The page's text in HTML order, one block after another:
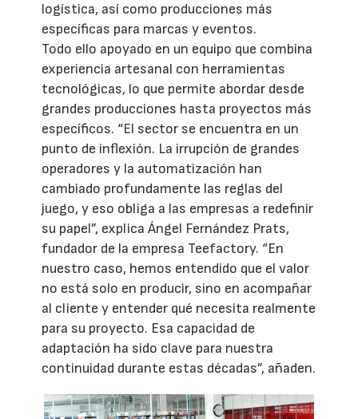
logística, así como producciones más
específicas para marcas y eventos.
Todo ello apoyado en un equipo que combina
experiencia artesanal con herramientas
tecnológicas, lo que permite abordar desde
grandes producciones hasta proyectos más
específicos. “El sector se encuentra en un
punto de inflexión. La irrupción de grandes
operadores y la automatización han
cambiado profundamente las reglas del
juego, y eso obliga a las empresas a redefinir
su papel”, explica Ángel Fernández Prats,
fundador de la empresa Teefactory. “En
nuestro caso, hemos entendido que el valor
no está solo en producir, sino en acompañar
al cliente y entender qué necesita realmente
para su proyecto. Esa capacidad de
adaptación ha sido clave para nuestra
continuidad durante estas décadas”, añaden.